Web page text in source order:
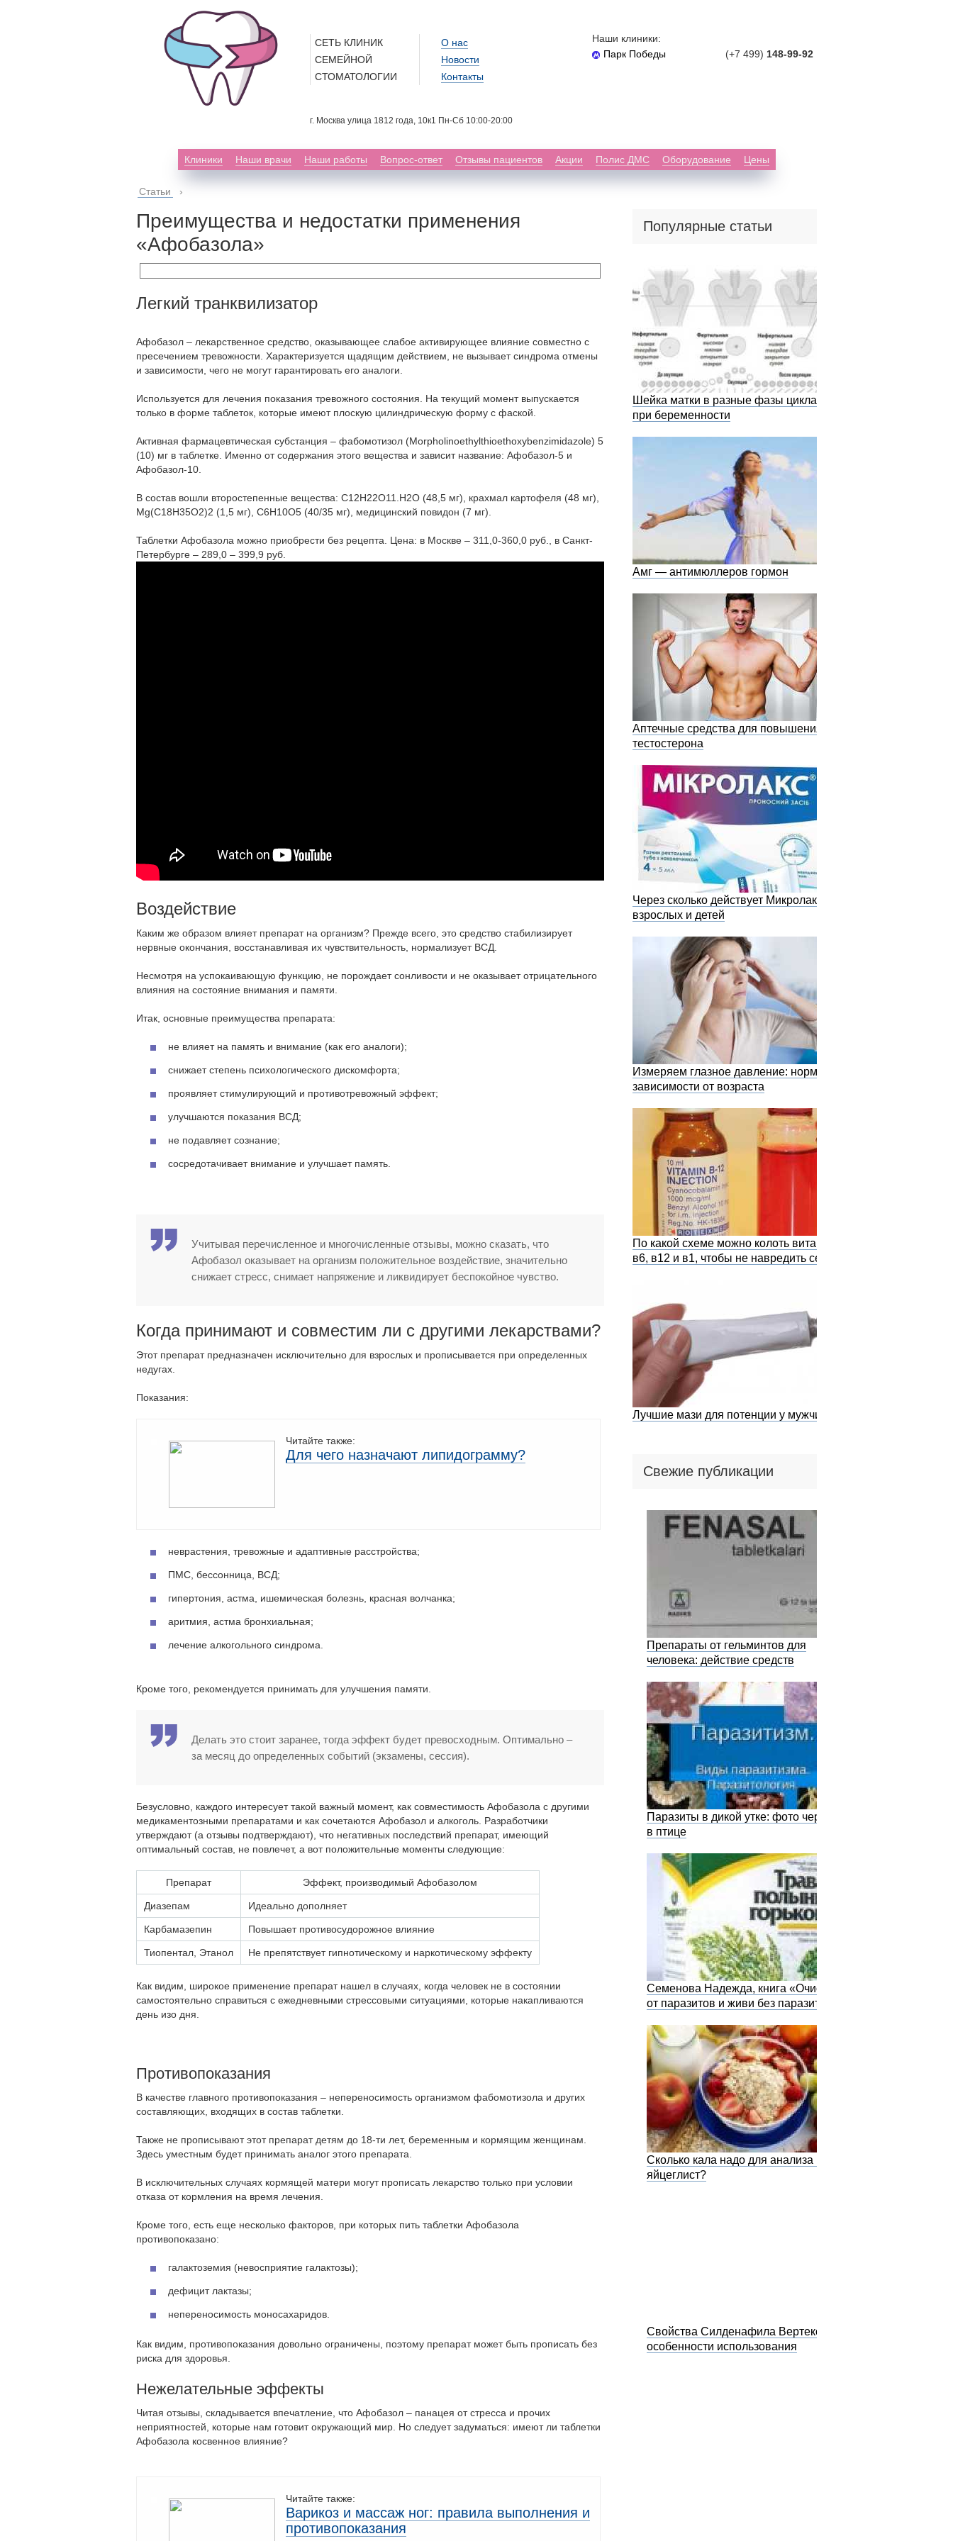
СЕТЬ КЛИНИК
СЕМЕЙНОЙ
СТОМАТОЛОГИИ
г. Москва улица 1812 года, 10к1 Пн-Сб 10:00-20:00
О нас
Новости
Контакты
Наши клиники:
Парк Победы
(+7 499) 148-99-92
Клиники Наши врачи Наши работы Вопрос-ответ Отзывы пациентов Акции Полис ДМС Оборудование Цены
Статьи ›
Преимущества и недостатки применения
«Афобазола»
Легкий транквилизатор
Афобазол – лекарственное средство, оказывающее слабое активирующее влияние совместно с
пресечением тревожности. Характеризуется щадящим действием, не вызывает синдрома отмены
и зависимости, чего не могут гарантировать его аналоги.
Используется для лечения показания тревожного состояния. На текущий момент выпускается
только в форме таблеток, которые имеют плоскую цилиндрическую форму с фаской.
Активная фармацевтическая субстанция – фабомотизол (Morpholinoethylthioethoxybenzimidazole) 5
(10) мг в таблетке. Именно от содержания этого вещества и зависит название: Афобазол-5 и
Афобазол-10.
В состав вошли второстепенные вещества: C12H22O11.H2O (48,5 мг), крахмал картофеля (48 мг),
Mg(C18H35O2)2 (1,5 мг), C6H10O5 (40/35 мг), медицинский повидон (7 мг).
Таблетки Афобазола можно приобрести без рецепта. Цена: в Москве – 311,0-360,0 руб., в Санкт-
Петербурге – 289,0 – 399,9 руб.
Воздействие
Каким же образом влияет препарат на организм? Прежде всего, это средство стабилизирует
нервные окончания, восстанавливая их чувствительность, нормализует ВСД.
Несмотря на успокаивающую функцию, не порождает сонливости и не оказывает отрицательного
влияния на состояние внимания и памяти.
Итак, основные преимущества препарата:
не влияет на память и внимание (как его аналоги);
снижает степень психологического дискомфорта;
проявляет стимулирующий и противотревожный эффект;
улучшаются показания ВСД;
не подавляет сознание;
сосредотачивает внимание и улучшает память.
Учитывая перечисленное и многочисленные отзывы, можно сказать, что
Афобазол оказывает на организм положительное воздействие, значительно
снижает стресс, снимает напряжение и ликвидирует беспокойное чувство.
Когда принимают и совместим ли с другими лекарствами?
Этот препарат предназначен исключительно для взрослых и прописывается при определенных
недугах.
Показания:
Читайте также:
Для чего назначают липидограмму?
неврастения, тревожные и адаптивные расстройства;
ПМС, бессонница, ВСД;
гипертония, астма, ишемическая болезнь, красная волчанка;
аритмия, астма бронхиальная;
лечение алкогольного синдрома.
Кроме того, рекомендуется принимать для улучшения памяти.
Делать это стоит заранее, тогда эффект будет превосходным. Оптимально –
за месяц до определенных событий (экзамены, сессия).
Безусловно, каждого интересует такой важный момент, как совместимость Афобазола с другими
медикаментозными препаратами и как сочетаются Афобазол и алкоголь. Разработчики
утверждают (а отзывы подтверждают), что негативных последствий препарат, имеющий
оптимальный состав, не повлечет, а вот положительные моменты следующие:
Препарат Эффект, производимый Афобазолом
Диазепам Идеально дополняет
Карбамазепин Повышает противосудорожное влияние
Тиопентал, Этанол Не препятствует гипнотическому и наркотическому эффекту
Как видим, широкое применение препарат нашел в случаях, когда человек не в состоянии
самостоятельно справиться с ежедневными стрессовыми ситуациями, которые накапливаются
день изо дня.
Противопоказания
В качестве главного противопоказания – непереносимость организмом фабомотизола и других
составляющих, входящих в состав таблетки.
Также не прописывают этот препарат детям до 18-ти лет, беременным и кормящим женщинам.
Здесь уместным будет принимать аналог этого препарата.
В исключительных случаях кормящей матери могут прописать лекарство только при условии
отказа от кормления на время лечения.
Кроме того, есть еще несколько факторов, при которых пить таблетки Афобазола
противопоказано:
галактоземия (невосприятие галактозы);
дефицит лактазы;
непереносимость моносахаридов.
Как видим, противопоказания довольно ограничены, поэтому препарат может быть прописать без
риска для здоровья.
Нежелательные эффекты
Читая отзывы, складывается впечатление, что Афобазол – панацея от стресса и прочих
неприятностей, которые нам готовит окружающий мир. Но следует задуматься: имеют ли таблетки
Афобазола косвенное влияние?
Читайте также:
Варикоз и массаж ног: правила выполнения и
противопоказания
Популярные статьи
Шейка матки в разные фазы цикла и
при беременности
Амг — антимюллеров гормон
Аптечные средства для повышения
тестостерона
Через сколько действует Микролакс у
взрослых и детей
Измеряем глазное давление: норма в
зависимости от возраста
По какой схеме можно колоть витамины
в6, в12 и в1, чтобы не навредить себе?
Лучшие мази для потенции у мужчин
Свежие публикации
Препараты от гельминтов для
человека: действие средств
Паразиты в дикой утке: фото червей
в птице
Семенова Надежда, книга «Очистись
от паразитов и живи без паразитов»
Сколько кала надо для анализа на
яйцеглист?
Свойства Силденафила Вертекс и
особенности использования